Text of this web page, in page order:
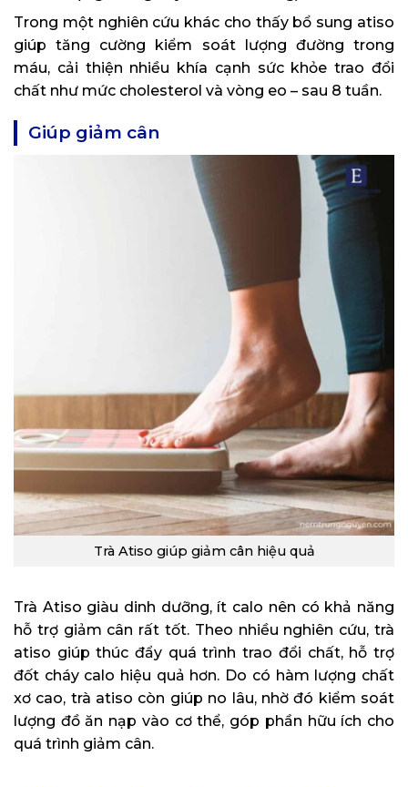
Trong một nghiên cứu khác cho thấy bổ sung atiso
giúp tăng cường kiểm soát lượng đường trong
máu, cải thiện nhiều khía cạnh sức khỏe trao đổi
chất như mức cholesterol và vòng eo – sau 8 tuần.
Giúp giảm cân
Trà Atiso giúp giảm cân hiệu quả
Trà Atiso giàu dinh dưỡng, ít calo nên có khả năng
hỗ trợ giảm cân rất tốt. Theo nhiều nghiên cứu, trà
atiso giúp thúc đẩy quá trình trao đổi chất, hỗ trợ
đốt cháy calo hiệu quả hơn. Do có hàm lượng chất
xơ cao, trà atiso còn giúp no lâu, nhờ đó kiểm soát
lượng đồ ăn nạp vào cơ thể, góp phần hữu ích cho
quá trình giảm cân.